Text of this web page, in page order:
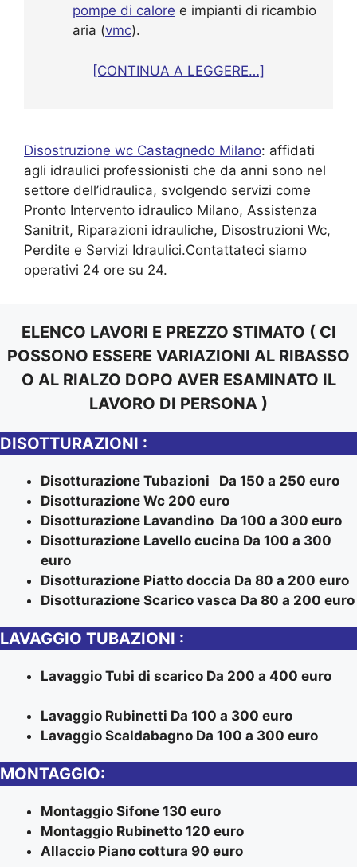
pompe di calore e impianti di ricambio
aria (vmc).
[CONTINUA A LEGGERE…]
Disostruzione wc Castagnedo Milano: affidati
agli idraulici professionisti che da anni sono nel
settore dell’idraulica, svolgendo servizi come
Pronto Intervento idraulico Milano, Assistenza
Sanitrit, Riparazioni idrauliche, Disostruzioni Wc,
Perdite e Servizi Idraulici.Contattateci siamo
operativi 24 ore su 24.
ELENCO LAVORI E PREZZO STIMATO ( CI
POSSONO ESSERE VARIAZIONI AL RIBASSO
O AL RIALZO DOPO AVER ESAMINATO IL
LAVORO DI PERSONA )
DISOTTURAZIONI :
Disotturazione Tubazioni Da 150 a 250 euro
Disotturazione Wc 200 euro
Disotturazione Lavandino Da 100 a 300 euro
Disotturazione Lavello cucina Da 100 a 300
euro
Disotturazione Piatto doccia Da 80 a 200 euro
Disotturazione Scarico vasca Da 80 a 200 euro
LAVAGGIO TUBAZIONI :
Lavaggio Tubi di scarico Da 200 a 400 euro
Lavaggio Rubinetti Da 100 a 300 euro
Lavaggio Scaldabagno Da 100 a 300 euro
MONTAGGIO:
Montaggio Sifone 130 euro
Montaggio Rubinetto 120 euro
Allaccio Piano cottura 90 euro